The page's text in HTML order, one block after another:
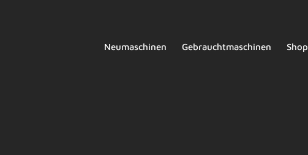
Neumaschinen Gebrauchtmaschinen Shop